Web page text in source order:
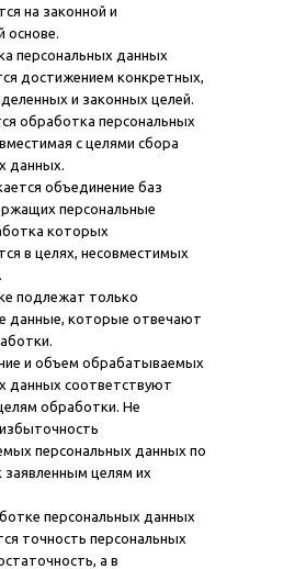
на законной и
основе.
персональных данных
достижением конкретных,
и законных целей.
обработка персональных
с целями сбора
данных.
объединение баз
персональные
которых
в целях, несовместимых
подлежат только
данные, которые отвечают
и объем обрабатываемых
данных соответствуют
обработки. Не
персональных данных по
целям их
персональных данных
точность персональных
а в